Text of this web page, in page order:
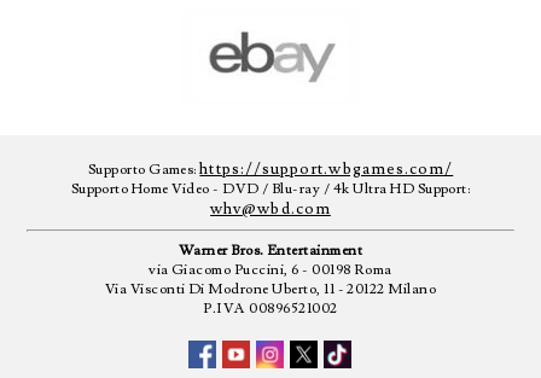
Supporto Games:https://support.wbgames.com/
Supporto Home Video - DVD / Blu-ray / 4k Ultra HD Support:
whv@wbd.com
Warner Bros. Entertainment
via Giacomo Puccini, 6 - 00198 Roma
Via Visconti Di Modrone Uberto, 11 - 20122 Milano
P.IVA 00896521002